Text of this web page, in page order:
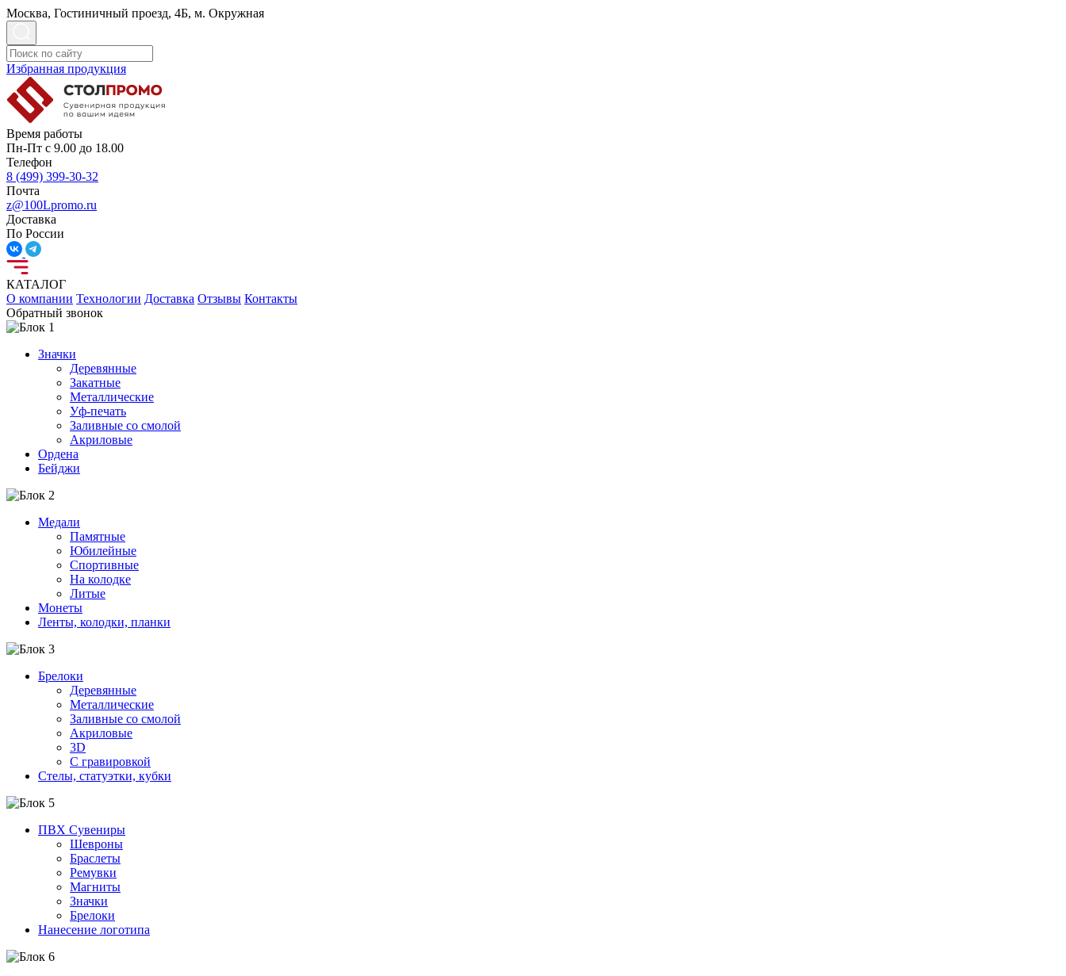
Москва, Гостиничный проезд, 4Б, м. Окружная
Избранная продукция
Время работы
Пн-Пт с 9.00 до 18.00
Телефон
8 (499) 399-30-32
Почта
z@100Lpromo.ru
Доставка
По России
КАТАЛОГ
О компании Технологии Доставка Отзывы Контакты
Обратный звонок
Значки
Деревянные
Закатные
Металлические
Уф-печать
Заливные со смолой
Акриловые
Ордена
Бейджи
Медали
Памятные
Юбилейные
Спортивные
На колодке
Литые
Монеты
Ленты, колодки, планки
Брелоки
Деревянные
Металлические
Заливные со смолой
Акриловые
3D
C гравировкой
Стелы, статуэтки, кубки
ПВХ Сувениры
Шевроны
Браслеты
Ремувки
Магниты
Значки
Брелоки
Нанесение логотипа